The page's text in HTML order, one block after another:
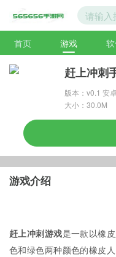
首页 游戏
赶上冲刺
版本：v0.1 安
大小：30.0M
游戏介绍
赶上冲刺游戏是一款以橡
色和绿色两种颜色的橡皮